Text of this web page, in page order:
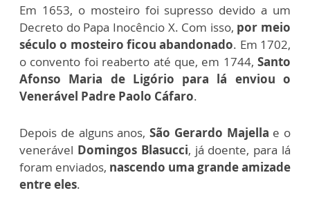
Em 1653, o mosteiro foi supresso devido a um
Decreto do Papa Inocêncio X. Com isso, por meio
século o mosteiro ficou abandonado. Em 1702,
o convento foi reaberto até que, em 1744, Santo
Afonso Maria de Ligório para lá enviou o
Venerável Padre Paolo Cáfaro.
Depois de alguns anos, São Gerardo Majella e o
venerável Domingos Blasucci, já doente, para lá
foram enviados, nascendo uma grande amizade
entre eles.